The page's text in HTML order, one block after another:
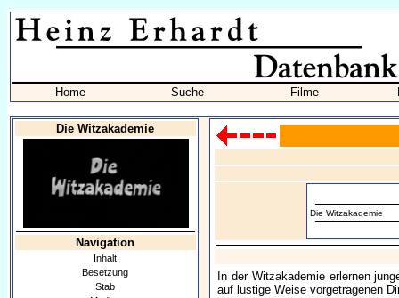
Home Suche Filme
Die Witzakademie
Navigation
Inhalt
Besetzung
Stab
Die Witzakademie
In der Witzakademie erlernen
auf lustige Weise vorgetragenen